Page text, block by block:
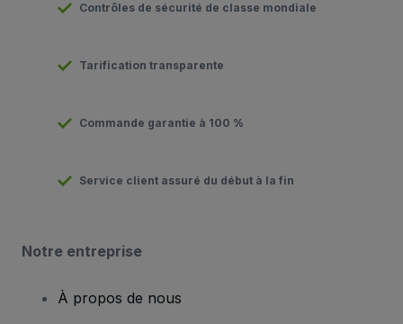
Contrôles de sécurité de classe mondiale
Tarification transparente
Commande garantie à 100 %
Service client assuré du début à la fin
Notre entreprise
À propos de nous